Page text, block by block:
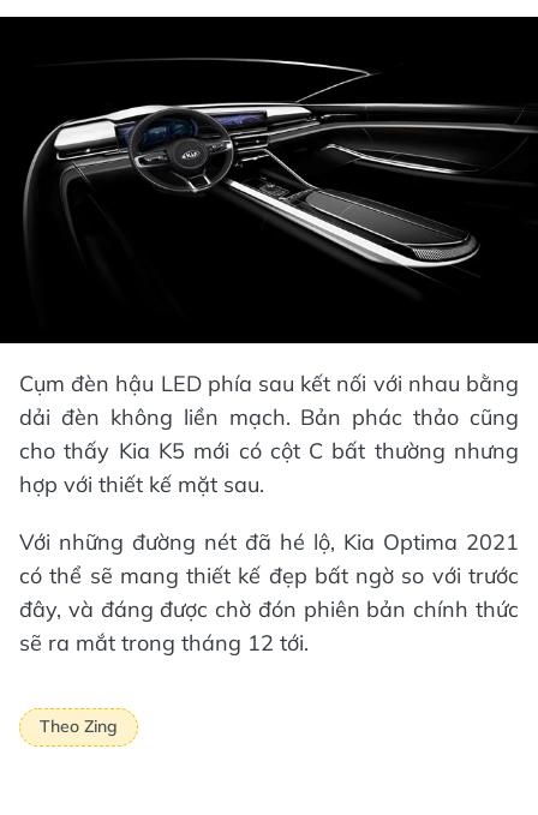
Cụm đèn hậu LED phía sau kết nối với nhau bằng
dải đèn không liền mạch. Bản phác thảo cũng
cho thấy Kia K5 mới có cột C bất thường nhưng
hợp với thiết kế mặt sau.
Với những đường nét đã hé lộ, Kia Optima 2021
có thể sẽ mang thiết kế đẹp bất ngờ so với trước
đây, và đáng được chờ đón phiên bản chính thức
sẽ ra mắt trong tháng 12 tới.
Theo Zing